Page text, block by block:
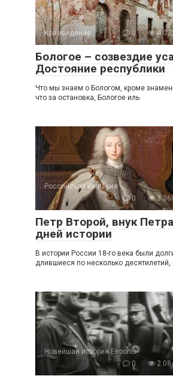
Краеведение 0 4
Бологое – созвездие
Достояние республики
Что мы знаем о Бологом, кроме
что за остановка, Бологое иль
Российская Империя
0
3
Петр Второй, внук
дней истории
В истории России 18-го века были
длившиеся по несколько десятилетий,
Новейшая история Европы
0
2